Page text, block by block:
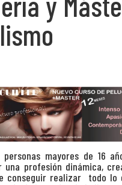
mayores de 16
una profesión dinámica,
conseguir realizar todo lo